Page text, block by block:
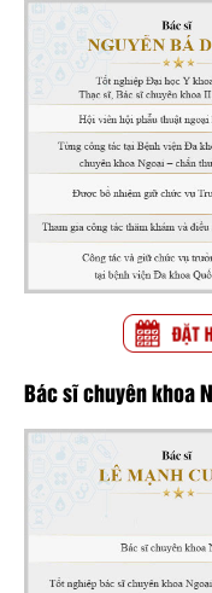
Bác sĩ chuyên khoa